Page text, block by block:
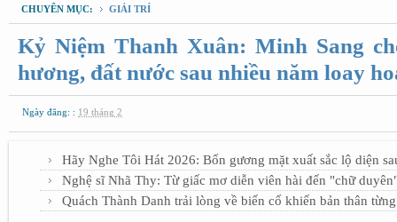
CHUYÊN MỤC: GIẢI TRÍ
Kỷ Niệm Thanh Xuân: Minh Sang
hương, đất nước sau nhiều năm loay
Ngày đăng: : 19 tháng 2
Hãy Nghe Tôi Hát 2026: Bốn gương mặt xuất sắc lộ diện
Nghệ sĩ Nhã Thy: Từ giấc mơ diễn viên hài đến "chữ
Quách Thành Danh trải lòng về biến cố khiến bản thân